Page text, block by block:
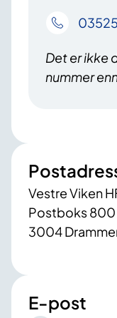
03525
Det er ikke
nummer
Vestre Viken
Postboks 800
3004
E-post